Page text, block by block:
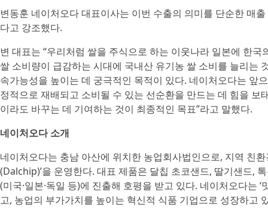
변동훈 네이처오다 대표이사는 이번 수출의 의미를 단순한 매
다고 강조했다.
변 대표는 “우리처럼 쌀을 주식으로 하는 이웃나라 일본에 한
쌀 소비량이 급감하는 시대에 국내산 유기농 쌀 소비를 늘리는
속가능성을 높이는 데 궁극적인 목적이 있다. 네이처오다는 앞
정적으로 재배되고 소비될 수 있는 선순환을 만드는 데 힘을
이라도 바꾸는 데 기여하는 것이 최종적인 목표”라고 말했다.
네이처오다 소개
네이처오다는 충남 아산에 위치한 농업회사법인으로, 지역 친
(Dalchip)’을 운영한다. 대표 제품은 달칩 초코샌드, 딸기샌드,
(미국·일본·독일 등)에 진출해 호평을 받고 있다. 네이처오다는
고, 농업의 부가가치를 높이는 혁신적 식품 기업으로 성장하고